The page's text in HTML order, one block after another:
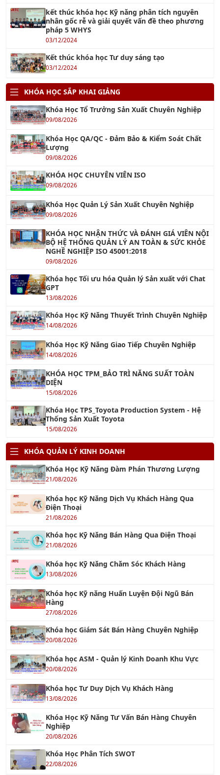
kết thúc khóa học Kỹ năng phân tích nguyên
nhân gốc rễ và giải quyết vấn đề theo phương
pháp 5 WHYS
03/12/2024
Kết thúc khóa học Tư duy sáng tạo
03/12/2024
KHÓA HỌC SẮP KHAI GIẢNG
Khóa Học Tổ Trưởng Sản Xuất Chuyên Nghiệp
09/08/2026
Khóa Học QA/QC - Đảm Bảo & Kiểm Soát Chất
Lượng
09/08/2026
KHÓA HỌC CHUYÊN VIÊN ISO
09/08/2026
Khóa Học Quản Lý Sản Xuất Chuyên Nghiệp
09/08/2026
KHÓA HỌC NHẬN THỨC VÀ ĐÁNH GIÁ VIÊN NỘI
BỘ HỆ THỐNG QUẢN LÝ AN TOÀN & SỨC KHỎE
NGHỀ NGHIỆP ISO 45001:2018
09/08/2026
Khóa học Tối ưu hóa Quản lý Sản xuất với Chat
GPT
13/08/2026
Khóa Học Kỹ Năng Thuyết Trình Chuyên Nghiệp
14/08/2026
Khóa Học Kỹ Năng Giao Tiếp Chuyên Nghiệp
14/08/2026
KHÓA HỌC TPM_BẢO TRÌ NĂNG SUẤT TOÀN
DIỆN
15/08/2026
Khóa Học TPS_Toyota Production System - Hệ
Thống Sản Xuất Toyota
15/08/2026
KHÓA QUẢN LÝ KINH DOANH
Khóa Học Kỹ Năng Đàm Phán Thương Lượng
21/08/2026
Khóa học Kỹ Năng Dịch Vụ Khách Hàng Qua
Điện Thoại
21/08/2026
Khóa học Kỹ Năng Bán Hàng Qua Điện Thoại
21/08/2026
Khóa học Kỹ Năng Chăm Sóc Khách Hàng
13/08/2026
Khóa học Kỹ năng Huấn Luyện Đội Ngũ Bán
Hàng
27/08/2026
Khóa học Giám Sát Bán Hàng Chuyên Nghiệp
20/08/2026
Khóa học ASM - Quản lý Kinh Doanh Khu Vực
20/08/2026
Khóa học Tư Duy Dịch Vụ Khách Hàng
13/08/2026
Khóa Học Kỹ Năng Tư Vấn Bán Hàng Chuyên
Nghiệp
20/08/2026
Khóa Học Phân Tích SWOT
22/08/2026